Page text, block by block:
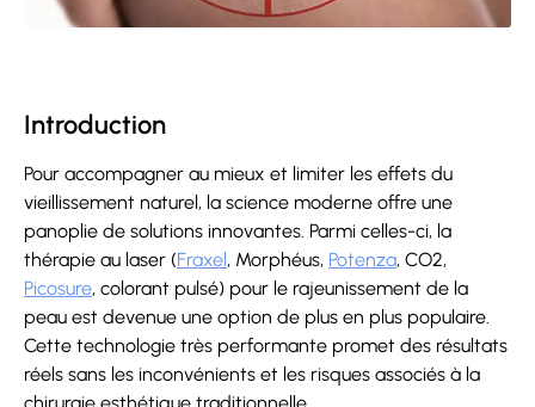
Introduction
Pour accompagner au mieux et limiter les effets du
vieillissement naturel, la science moderne offre une
panoplie de solutions innovantes. Parmi celles-ci, la
thérapie au laser (Fraxel, Morphéus, Potenza, CO2,
Picosure, colorant pulsé) pour le rajeunissement de la
peau est devenue une option de plus en plus populaire.
Cette technologie très performante promet des résultats
réels sans les inconvénients et les risques associés à la